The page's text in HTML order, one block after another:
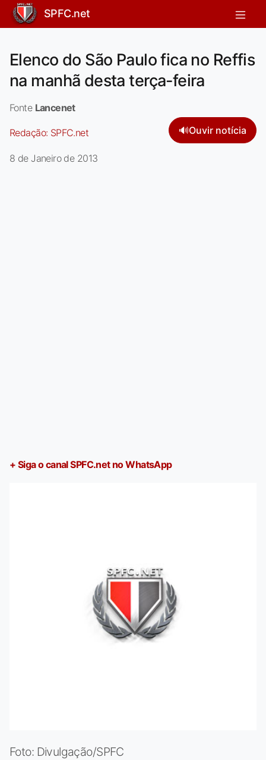
SPFC.net
Elenco do São Paulo fica no Reffis
na manhã desta terça-feira
Fonte Lancenet
Redação: SPFC.net 🔊Ouvir notícia
8 de Janeiro de 2013
+ Siga o canal SPFC.net no WhatsApp
Foto: Divulgação/SPFC